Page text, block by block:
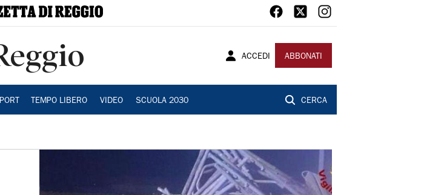
ACCEDI ABBONATI
TEMPO LIBERO VIDEO SCUOLA 2030 CERCA